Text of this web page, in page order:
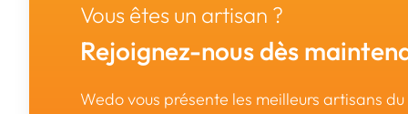
Vous êtes un artisan ?
Rejoignez-nous dès
Wedo vous présente les meilleurs artisans